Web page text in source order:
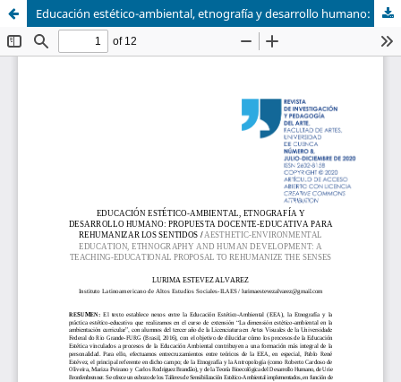
Educación estético-ambiental, etnografía y desarrollo humano: propuesta docente-educativa para rehumanizar los sentidos